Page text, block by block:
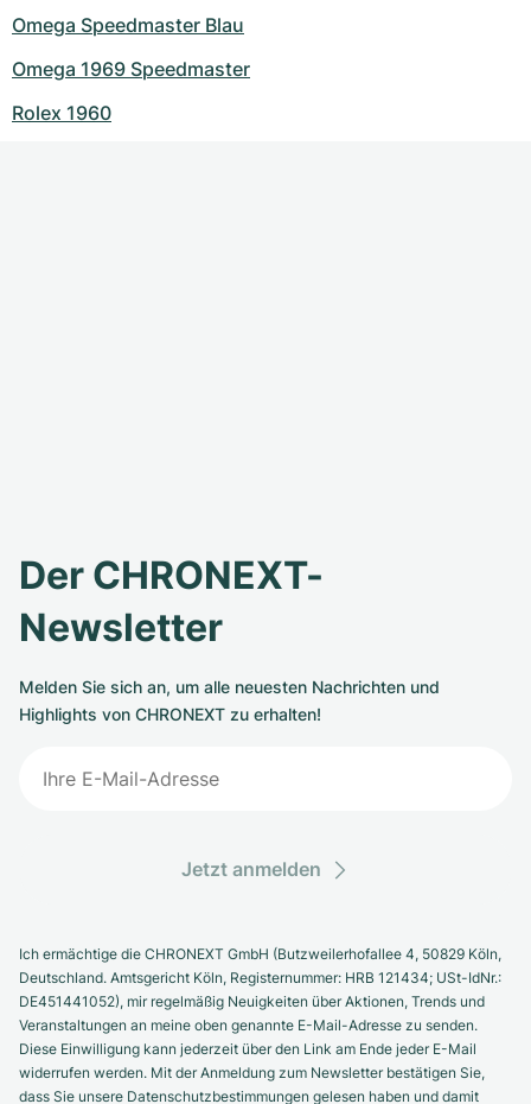
Omega Speedmaster Blau
Omega 1969 Speedmaster
Rolex 1960
Der CHRONEXT-
Newsletter
Melden Sie sich an, um alle neuesten Nachrichten und
Highlights von CHRONEXT zu erhalten!
Jetzt anmelden
Ich ermächtige die CHRONEXT GmbH (Butzweilerhofallee 4, 50829 Köln,
Deutschland. Amtsgericht Köln, Registernummer: HRB 121434; USt-IdNr.:
DE451441052), mir regelmäßig Neuigkeiten über Aktionen, Trends und
Veranstaltungen an meine oben genannte E-Mail-Adresse zu senden.
Diese Einwilligung kann jederzeit über den Link am Ende jeder E-Mail
widerrufen werden. Mit der Anmeldung zum Newsletter bestätigen Sie,
dass Sie unsere Datenschutzbestimmungen gelesen haben und damit